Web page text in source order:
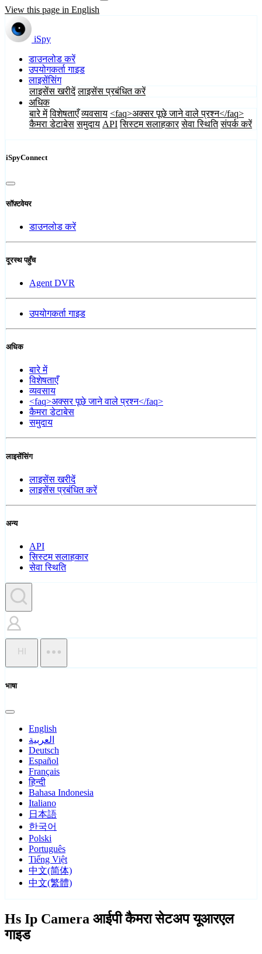
View this page in English
iSpy
डाउनलोड करें
उपयोगकर्ता गाइड
लाइसेंसिंग
लाइसेंस खरीदें लाइसेंस प्रबंधित करें
अधिक
बारे में विशेषताएँ व्यवसाय <faq>अक्सर पूछे जाने वाले प्रश्न</faq>
कैमरा डेटाबेस समुदाय API सिस्टम सलाहकार सेवा स्थिति संपर्क करें
iSpyConnect
सॉफ़्टवेयर
डाउनलोड करें
दूरस्थ पहुँच
Agent DVR
उपयोगकर्ता गाइड
अधिक
बारे में
विशेषताएँ
व्यवसाय
<faq>अक्सर पूछे जाने वाले प्रश्न</faq>
कैमरा डेटाबेस
समुदाय
लाइसेंसिंग
लाइसेंस खरीदें
लाइसेंस प्रबंधित करें
अन्य
API
सिस्टम सलाहकार
सेवा स्थिति
HI
भाषा
English
العربية
Deutsch
Español
Français
हिन्दी
Bahasa Indonesia
Italiano
日本語
한국어
Polski
Português
Tiếng Việt
中文(简体)
中文(繁體)
Hs Ip Camera आईपी कैमरा सेटअप यूआरएल
गाइड